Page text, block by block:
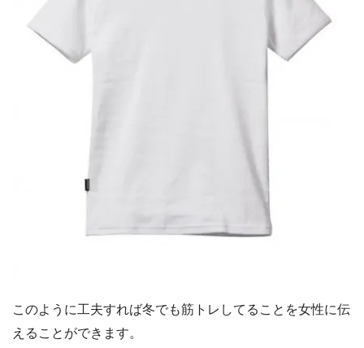
このように工夫すれば冬でも筋トレしてることを女性に伝
えることができます。